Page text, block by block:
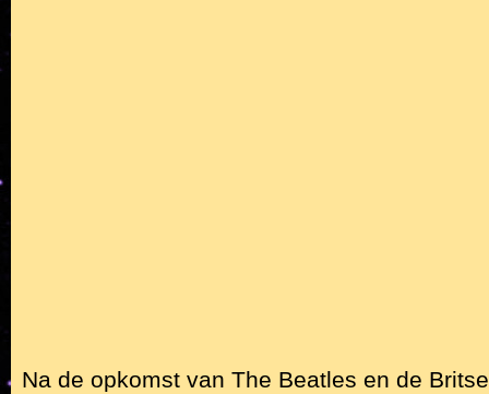
Na de opkomst van The Beatles en de